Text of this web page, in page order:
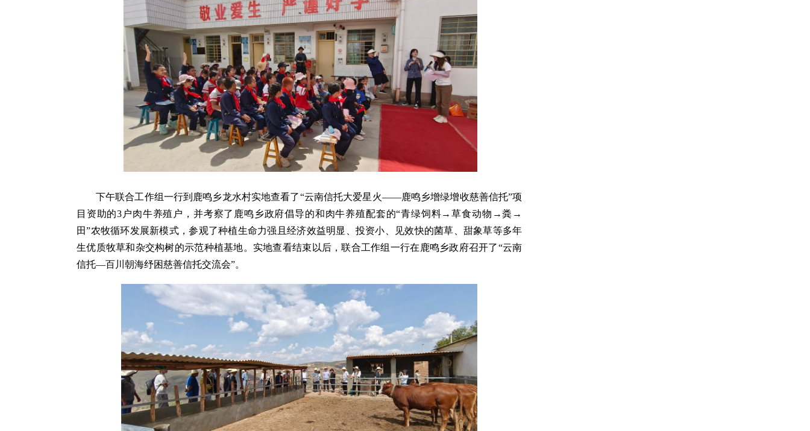
下午联合工作组一行到鹿鸣乡龙水村实地查看了“云南信托大爱星火——鹿鸣乡增绿增收慈善信托”项
目资助的3户肉牛养殖户，并考察了鹿鸣乡政府倡导的和肉牛养殖配套的“青绿饲料→草食动物→粪→
田”农牧循环发展新模式，参观了种植生命力强且经济效益明显、投资小、见效快的菌草、甜象草等多年
生优质牧草和杂交构树的示范种植基地。实地查看结束以后，联合工作组一行在鹿鸣乡政府召开了“云南
信托—百川朝海纾困慈善信托交流会”。